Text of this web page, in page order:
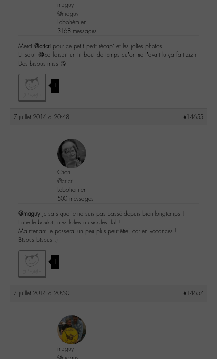
maguy
@maguy
Labohémien
3168 messages
Merci @cricri pour ce petit petit récap’ et les jolies photos
Et salut 😂ça faisait un tit bout de temps qu’on ne t’avait lu ça fait zizir
Des bisous miss 😘
1
7 juillet 2016 à 20:48 #14655
Cricri
@cricri
Labohémien
500 messages
@maguy Je sais que je ne suis pas passé depuis bien longtemps !
Entre le boulot, mes folies musicales, lol !
Maintenant je passerai un peu plus peut-être, car en vacances !
Bisous bisous :)
1
7 juillet 2016 à 20:50 #14657
maguy